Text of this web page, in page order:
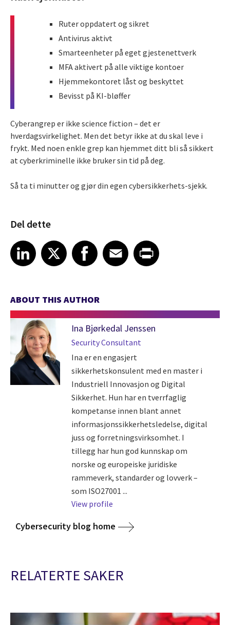
Ruter oppdatert og sikret
Antivirus aktivt
Smarteenheter på eget gjestenettverk
MFA aktivert på alle viktige kontoer
Hjemmekontoret låst og beskyttet
Bevisst på KI-bløffer
Cyberangrep er ikke science fiction – det er
hverdagsvirkelighet. Men det betyr ikke at du skal leve i
frykt. Med noen enkle grep kan hjemmet ditt bli så sikkert
at cyberkriminelle ikke bruker sin tid på deg.
Så ta ti minutter og gjør din egen cybersikkerhets-sjekk.
Del dette
Share article on LinkedIn
LinkedIn
Share article on XShare article on Facebook
Facebook
Share article on Email
EmailShare article on Print
ABOUT THIS AUTHOR
Ina Bjørkedal Jenssen
Security Consultant
Ina er en engasjert
sikkerhetskonsulent med en master i
Industriell Innovasjon og Digital
Sikkerhet. Hun har en tverrfaglig
kompetanse innen blant annet
informasjonssikkerhetsledelse, digital
juss og forretningsvirksomhet. I
tillegg har hun god kunnskap om
norske og europeiske juridiske
rammeverk, standarder og lovverk –
som ISO27001 ...
View profile
Cybersecurity blog home
RELATERTE SAKER